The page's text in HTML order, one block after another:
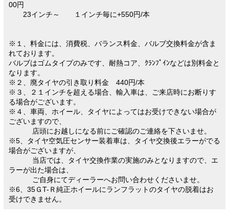
00円
23インチ～ １インチ毎に+550円/本
※１、料金には、消費税、バランス料金、バルブ交換料金が含ま
れております。
バルブはゴムタイプのみです、耐熱コア、ｸﾗﾝﾌﾟｲﾝなどは別料金と
なります。
※２、廃タイヤの引き取り料金 440円/本
※３、２１インチを超える場合、輸入車は、ご来店時にお断りす
る場合がございます。
※４、車両、ホイール、タイヤによってはお受けできない場合が
ございますので、
店頭にお越しになる前にご確認のご連絡を下さいませ。
※5、タイヤ空気圧センサー装着車は、タイヤ交換後エラーがでる
場合がございますが、
当店では、タイヤ交換作業の実施のみとなりますので、エ
ラーが出た場合は、
ご自身にてディーラーへお問い合わせくださいませ。
※6、35ＧT-Ｒ純正ホイールにランフラットのタイヤの脱着はお
受けできません。